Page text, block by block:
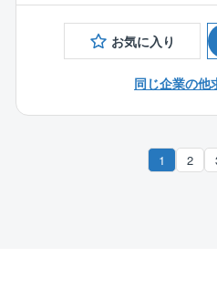
店舗・医療・福祉厚生施設
教育研究施設・娯楽・レジ
輸・プラント・耐震・免震
・免震レトロフィット
■業務概要：
お気に入り
同じ企業の他
1 2